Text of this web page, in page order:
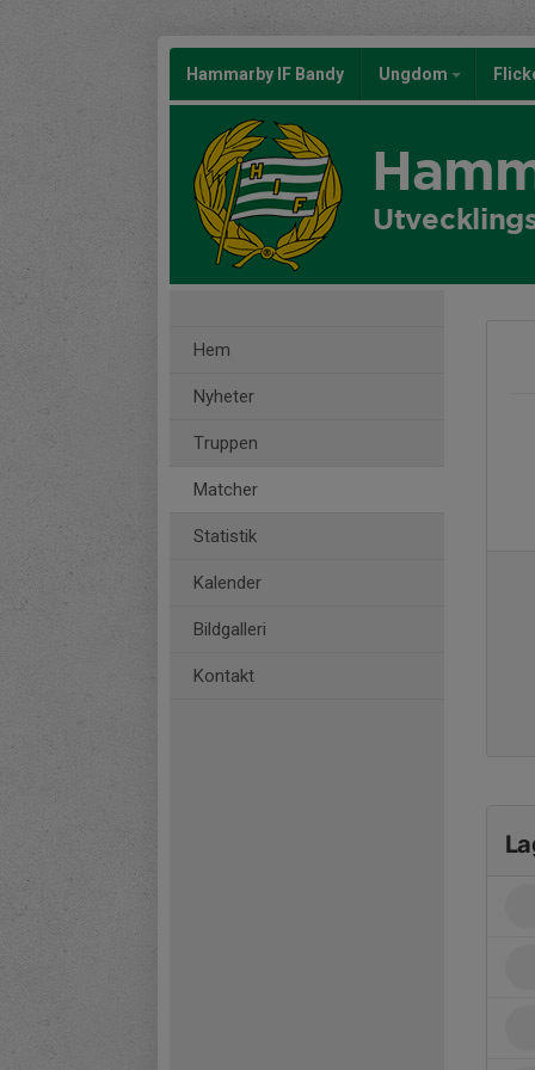
Hammarby IF Bandy Ungdom
Hem
Nyheter
Truppen
Matcher
Statistik
Kalender
Bildgalleri
Kontakt